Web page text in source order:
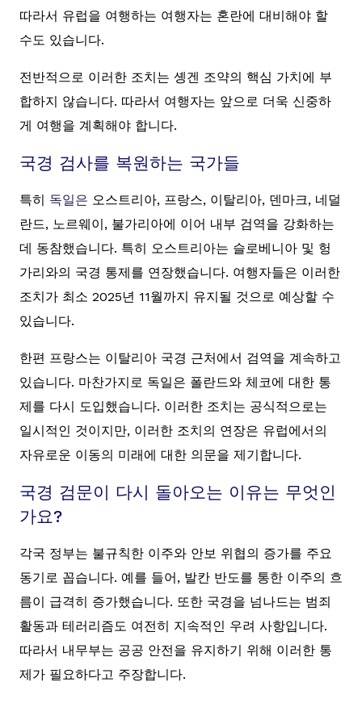
따라서 유럽을 여행하는 여행자는 혼란에 대비해야 할
수도 있습니다.
전반적으로 이러한 조치는 솅겐 조약의 핵심 가치에 부
합하지 않습니다. 따라서 여행자는 앞으로 더욱 신중하
게 여행을 계획해야 합니다.
국경 검사를 복원하는 국가들
특히 독일은 오스트리아, 프랑스, 이탈리아, 덴마크, 네덜
란드, 노르웨이, 불가리아에 이어 내부 검역을 강화하는
데 동참했습니다. 특히 오스트리아는 슬로베니아 및 헝
가리와의 국경 통제를 연장했습니다. 여행자들은 이러한
조치가 최소 2025년 11월까지 유지될 것으로 예상할 수
있습니다.
한편 프랑스는 이탈리아 국경 근처에서 검역을 계속하고
있습니다. 마찬가지로 독일은 폴란드와 체코에 대한 통
제를 다시 도입했습니다. 이러한 조치는 공식적으로는
일시적인 것이지만, 이러한 조치의 연장은 유럽에서의
자유로운 이동의 미래에 대한 의문을 제기합니다.
국경 검문이 다시 돌아오는 이유는 무엇인
가요?
각국 정부는 불규칙한 이주와 안보 위협의 증가를 주요
동기로 꼽습니다. 예를 들어, 발칸 반도를 통한 이주의 흐
름이 급격히 증가했습니다. 또한 국경을 넘나드는 범죄
활동과 테러리즘도 여전히 지속적인 우려 사항입니다.
따라서 내무부는 공공 안전을 유지하기 위해 이러한 통
제가 필요하다고 주장합니다.